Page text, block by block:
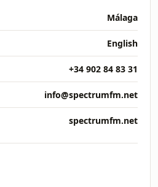
Málaga
English
+34 902 84 83 31
info@spectrumfm.net
spectrumfm.net